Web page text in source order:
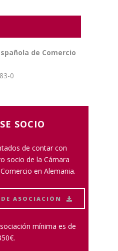
de Comercio
0
SOCIO
de contar con
socio de la Cámara
en Alemania.
ASOCIACIÓN
mínima es de